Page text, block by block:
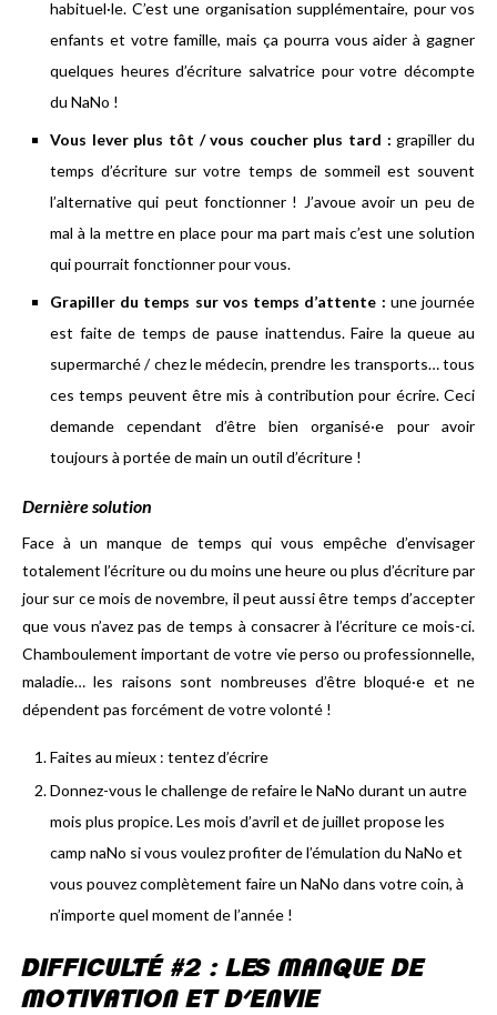
habituel·le. C’est une organisation supplémentaire, pour vos
enfants et votre famille, mais ça pourra vous aider à gagner
quelques heures d’écriture salvatrice pour votre décompte
du NaNo !
Vous lever plus tôt / vous coucher plus tard :grapiller du
temps d’écriture sur votre temps de sommeil est souvent
l’alternative qui peut fonctionner ! J’avoue avoir un peu de
mal à la mettre en place pour ma part mais c’est une solution
qui pourrait fonctionner pour vous.
Grapiller du temps sur vos temps d’attente : une journée
est faite de temps de pause inattendus. Faire la queue au
supermarché / chez le médecin, prendre les transports… tous
ces temps peuvent être mis à contribution pour écrire. Ceci
demande cependant d’être bien organisé·e pour avoir
toujours à portée de main un outil d’écriture !
Dernière solution
Face à un manque de temps qui vous empêche d’envisager
totalement l’écriture ou du moins une heure ou plus d’écriture par
jour sur ce mois de novembre, il peut aussi être temps d’accepter
que vous n’avez pas de temps à consacrer à l’écriture ce mois-ci.
Chamboulement important de votre vie perso ou professionnelle,
maladie… les raisons sont nombreuses d’être bloqué·e et ne
dépendent pas forcément de votre volonté !
Faites au mieux : tentez d’écrire
Donnez-vous le challenge de refaire le NaNo durant un autre
mois plus propice. Les mois d’avril et de juillet propose les
camp naNo si vous voulez profiter de l’émulation du NaNo et
vous pouvez complètement faire un NaNo dans votre coin, à
n’importe quel moment de l’année !
DIFFICULTÉ #2 : LES MANQUE DE
MOTIVATION ET D’ENVIE